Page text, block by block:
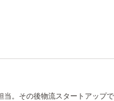
。その後物流スタートアップ